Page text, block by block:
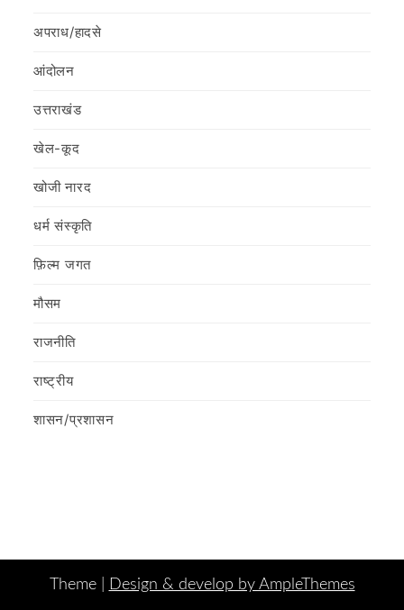
अपराध/हादसे
आंदोलन
उत्तराखंड
खेल-कूद
खोजी नारद
धर्म संस्कृति
फ़िल्‍म जगत
मौसम
राजनीति
राष्ट्रीय
शासन/प्रशासन
Theme | Design & develop by AmpleThemes